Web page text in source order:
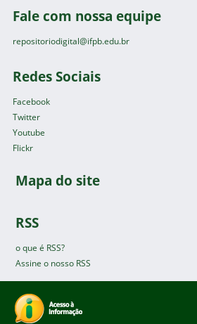
Fale com nossa equipe
repositoriodigital@ifpb.edu.br
Redes Sociais
Facebook
Twitter
Youtube
Flickr
Mapa do site
RSS
o que é RSS?
Assine o nosso RSS